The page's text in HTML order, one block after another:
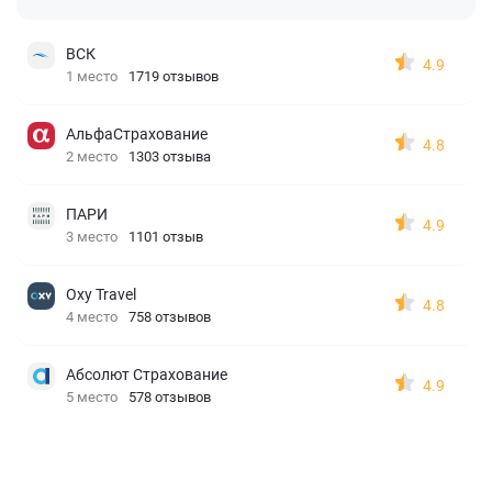
ВСК
1 место 1719 отзывов
4.9
АльфаСтрахование
2 место 1303 отзыва
4.8
ПАРИ
3 место 1101 отзыв
4.9
Oxy Travel
4 место 758 отзывов
4.8
Абсолют Страхование
5 место 578 отзывов
4.9